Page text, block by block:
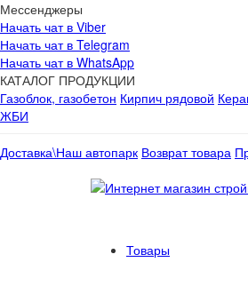
Мессенджеры
Начать чат в Viber
Начать чат в Telegram
Начать чат в WhatsApp
КАТАЛОГ ПРОДУКЦИИ
Газоблок, газобетон Кирпич рядовой
ЖБИ
Доставка\Наш автопарк Возврат товара
Товары